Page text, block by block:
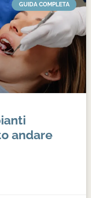
GUIDA COMPLETA
andare